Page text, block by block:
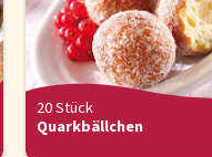
20 Stück
Quarkbällchen